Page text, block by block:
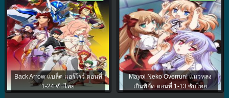
Back Arrow แบล็ค แอร์โรว์ ตอนที่
1-24 ซับไทย
Mayoi Neko Overrun! แมวหลง
เกินพิกัด ตอนที่ 1-13 ซับไทย